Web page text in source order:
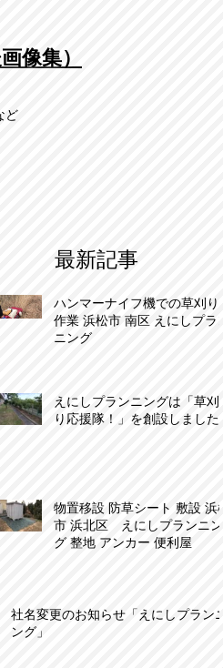
像集）
ど
最新記事
ハンマーナイフ機での草刈り
作業 浜松市 南区 えにしプラン
ニング
えにしプランニングは「草刈
り応援隊！」を創設しました
物置移設 防草シート 敷設 浜松
市 浜北区 えにしプランニン
グ 整地 アンカー 便利屋
社名変更のお知らせ「えにしプランニ
ング」